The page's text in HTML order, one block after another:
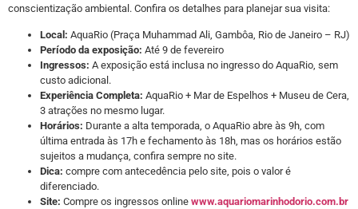
conscientização ambiental. Confira os detalhes para planejar sua visita:
Local: AquaRio (Praça Muhammad Ali, Gambôa, Rio de Janeiro – RJ)
Período da exposição: Até 9 de fevereiro
Ingressos: A exposição está inclusa no ingresso do AquaRio, sem
custo adicional.
Experiência Completa: AquaRio + Mar de Espelhos + Museu de Cera,
3 atrações no mesmo lugar.
Horários: Durante a alta temporada, o AquaRio abre às 9h, com
última entrada às 17h e fechamento às 18h, mas os horários estão
sujeitos a mudança, confira sempre no site.
Dica: compre com antecedência pelo site, pois o valor é
diferenciado.
Site: Compre os ingressos online www.aquariomarinhodorio.com.br